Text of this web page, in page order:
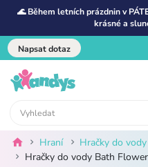
🌊 Během letních prázdnin v
krásné a
Napsat dotaz
Hraní
Hračky do vody
Hračky do vody Bath